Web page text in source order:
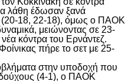
λάθη έδωσαν ξανά
(20-18, 22-18), όμως ο ΠΑΟΚ
μειώνοντας σε 23-
κόντρα του Ερνάντεζ.
πήρε το σετ με 25-
στην υποδοχή που
(4-1), ο ΠΑΟΚ